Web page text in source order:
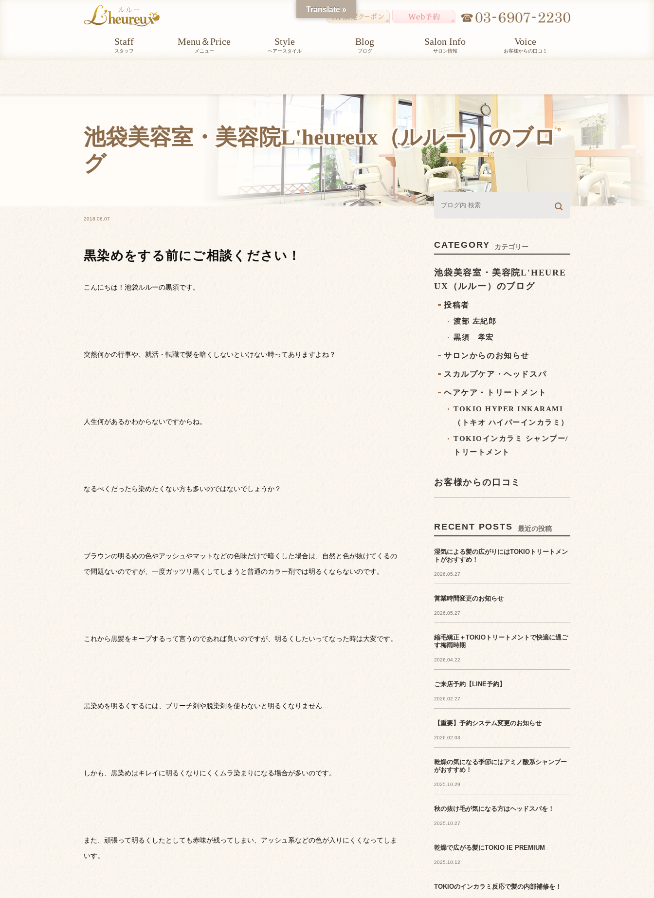
Staff
スタッフ
Menu＆Price
メニュー
Style
ヘアースタイル
Blog
ブログ
Salon Info
サロン情報
Voice
お客様からの口コミ
池袋美容室・美容院L'heureux（ルルー）のブロ
グ
2018.06.07
黒染めをする前にご相談ください！
こんにちは！池袋ルルーの黒須です。
突然何かの行事や、就活・転職で髪を暗くしないといけない時ってありますよね？
人生何があるかわからないですからね。
なるべくだったら染めたくない方も多いのではないでしょうか？
ブラウンの明るめの色やアッシュやマットなどの色味だけで暗くした場合は、自然と色が抜けてくるの
で問題ないのですが、一度ガッツリ黒くしてしまうと普通のカラー剤では明るくならないのです。
これから黒髪をキープするって言うのであれば良いのですが、明るくしたいってなった時は大変です。
黒染めを明るくするには、ブリーチ剤や脱染剤を使わないと明るくなりません…
しかも、黒染めはキレイに明るくなりにくくムラ染まりになる場合が多いのです。
また、頑張って明るくしたとしても赤味が残ってしまい、アッシュ系などの色が入りにくくなってしま
いす。
CATEGORY カテゴリー
池袋美容室・美容院L'HEURE
UX（ルルー）のブログ
投稿者
渡部 左紀郎
黒須 孝宏
サロンからのお知らせ
スカルプケア・ヘッドスパ
ヘアケア・トリートメント
TOKIO HYPER INKARAMI
（トキオ ハイパーインカラミ）
TOKIOインカラミ シャンプー/
トリートメント
お客様からの口コミ
RECENT POSTS 最近の投稿
湿気による髪の広がりにはTOKIOトリートメン
トがおすすめ！
2026.05.27
営業時間変更のお知らせ
2026.05.27
縮毛矯正＋TOKIOトリートメントで快適に過ご
す梅雨時期
2026.04.22
ご来店予約【LINE予約】
2026.02.27
【重要】予約システム変更のお知らせ
2026.02.03
乾燥の気になる季節にはアミノ酸系シャンプー
がおすすめ！
2025.10.29
秋の抜け毛が気になる方はヘッドスパを！
2025.10.27
乾燥で広がる髪にTOKIO IE PREMIUM
2025.10.12
TOKIOのインカラミ反応で髪の内部補修を！
Translate »